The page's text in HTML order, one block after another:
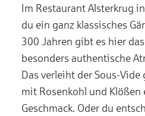
Im Restaurant Alsterkrug
du ein ganz klassisches
300 Jahren gibt es hier
besonders authentische
Das verleiht der Sous-
mit Rosenkohl und
Geschmack. Oder du